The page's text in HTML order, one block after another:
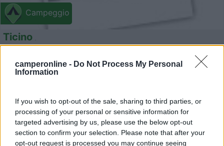
camperonline - Do Not Process My Personal
Information
If you wish to opt-out of the sale, sharing to third parties, or
processing of your personal or sensitive information for
targeted advertising by us, please use the below opt-out
section to confirm your selection. Please note that after your
opt-out request is processed you may continue seeing
Campeggio
Ticino
Servizi / Posizione
Pavia (PV) - 39.1km
Via Mascherpa ,10 - Pavia